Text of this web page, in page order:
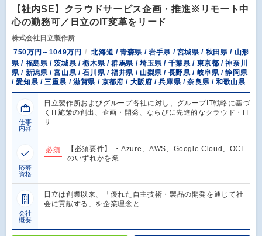
【社内SE】クラウドサービス企画・推進※リモート中
心の勤務可／日立のIT変革をリード
株式会社日立製作所
750万円～1049万円
北海道 / 青森県 / 岩手県 / 宮城県 / 秋田県 / 山形
県 / 福島県 / 茨城県 / 栃木県 / 群馬県 / 埼玉県 / 千葉県 / 東京都 / 神奈川
県 / 新潟県 / 富山県 / 石川県 / 福井県 / 山梨県 / 長野県 / 岐阜県 / 静岡県
/ 愛知県 / 三重県 / 滋賀県 / 京都府 / 大阪府 / 兵庫県 / 奈良県 / 和歌山県
仕事
内容
日立製作所およびグループ各社に対し、グループIT戦略に基づ
くIT施策の創出、企画・開発、ならびに先進的なクラウド・IT
サ…
応募
資格
必須
【必須要件】 ・Azure、AWS、Google Cloud、OCI
のいずれかを業…
会社
概要
日立は創業以来、「優れた自主技術・製品の開発を通じて社
会に貢献する」を企業理念と…